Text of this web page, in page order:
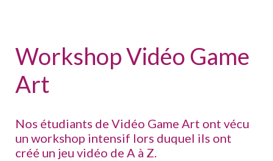
Workshop Vidéo Game
Art
Nos étudiants de Vidéo Game Art ont vécu
un workshop intensif lors duquel ils ont
créé un jeu vidéo de A à Z.